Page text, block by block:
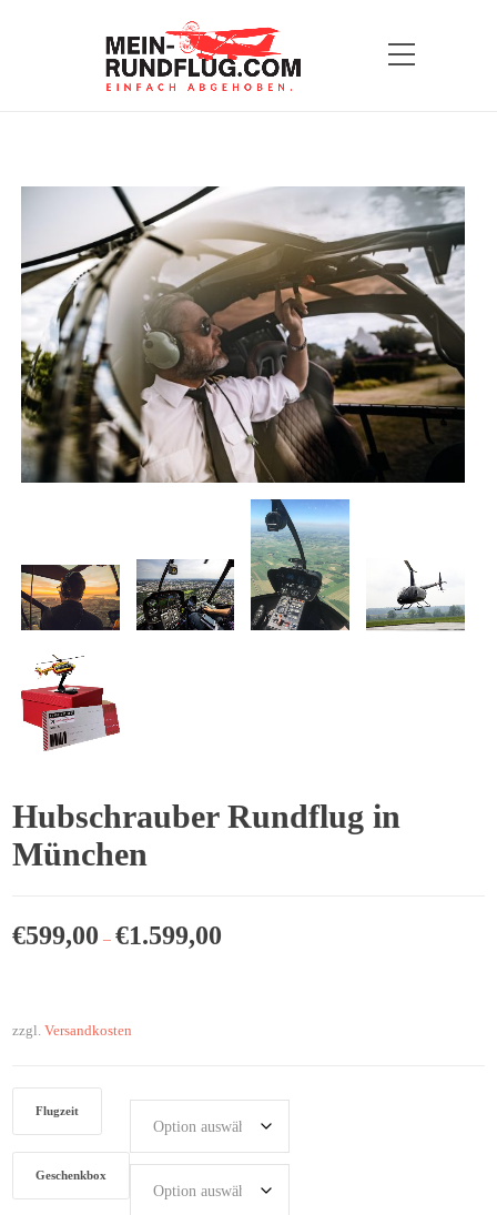
Hubschrauber Rundflug in
München
€599,00 –€1.599,00
zzgl.Versandkosten
Flugzeit
Geschenkbox